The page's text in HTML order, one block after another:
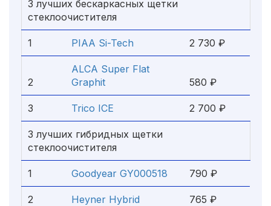
3 лучших бескаркасных щетки
стеклоочистителя
1 PIAA Si-Tech 2 730 ₽
2
ALCA Super Flat
Graphit
580 ₽
3 Trico ICE 2 700 ₽
3 лучших гибридных щетки
стеклоочистителя
1 Goodyear GY000518 790 ₽
2 Heyner Hybrid 765 ₽